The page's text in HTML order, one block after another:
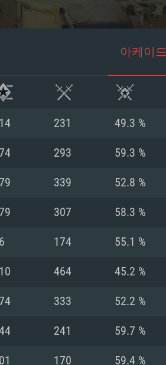
템 요구
아케이
231 49.3 %
293 59.3 %
339 52.8 %
307 58.3 %
174 55.1 %
464 45.2 %
333 52.2 %
241 59.7 %
170 59.4 %